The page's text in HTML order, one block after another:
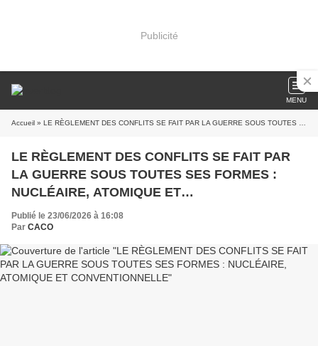
Publicité
MENU
Accueil » LE RÈGLEMENT DES CONFLITS SE FAIT PAR LA GUERRE SOUS TOUTES SES FORMES : NUCLÉAIRE, ATOMIQUE ET CONVENTIONNELLE
LE RÈGLEMENT DES CONFLITS SE FAIT PAR
LA GUERRE SOUS TOUTES SES FORMES :
NUCLÉAIRE, ATOMIQUE ET
CONVENTIONNELLE
Publié le 23/06/2026 à 16:08
Par CACO